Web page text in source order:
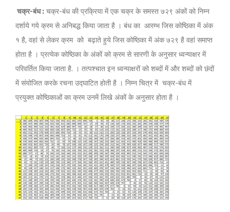
चक्र-बंध : चक्र-बंध की प्रक्रिया में एक चक्र के समस्त ७२९ अंकों को निम्न
दर्शाये गये क्रम से अनिबद्ध किया जाता है । बंध का आरम्भ जिस कोष्ठिका में अंक
१ है, वहां से लेकर क्रम को बढ़ाते हुये जिस कोष्ठिका में अंक ७२९ है वहां समाप्त
होता है । प्रत्येक कोष्ठिका के अंकों को क्रम से सारणी के अनुसार ध्वन्याक्षर में
परिवर्तित किया जाता है. । तत्पश्चात इन ध्वन्याक्षरों को शब्दों में और शब्दों को छंदों
में संयोजित करके रचना उद्घाटित होती है । निम्न चित्र में चक्र-बंध में
प्रयुक्त कोष्ठिकाओं का क्रम उनमें लिखे अंकों के अनुसार होता है ।